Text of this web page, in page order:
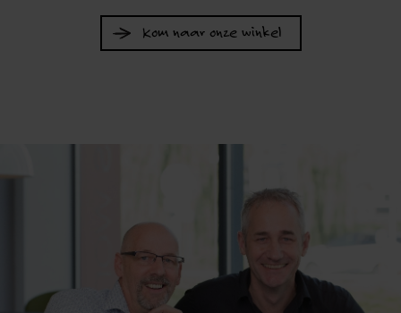
Kom naar onze winkel